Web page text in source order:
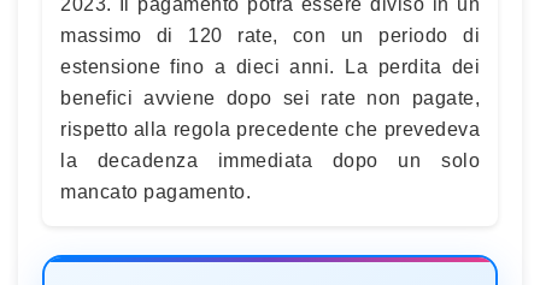
2023. Il pagamento potrà essere diviso in un
massimo di 120 rate, con un periodo di
estensione fino a dieci anni. La perdita dei
benefici avviene dopo sei rate non pagate,
rispetto alla regola precedente che prevedeva
la decadenza immediata dopo un solo
mancato pagamento.